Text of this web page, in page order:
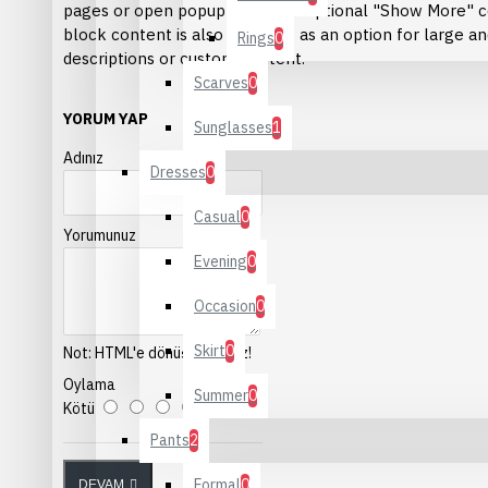
Makeup
Mascara
Tavsiye Kategoriler:
Rings0
Scarves0
Sunglasses1
Dresses0
Casual0
Evening0
Occasion0
Skirt0
Summer0
Pants2
pages or open popup modules. Optional "Show More"
block content is also available as an option for large
descriptions or custom content.
YORUM YAP
Adınız
Yorumunuz
Not: HTML'e dönüştürülmez!
Oylama
Kötü
İyi
DEVAM